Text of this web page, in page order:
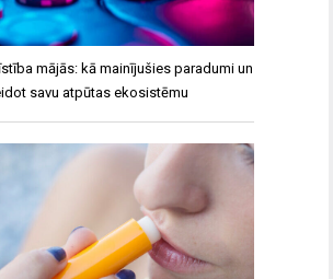
mājās: kā mainījušies paradumi un
savu atpūtas ekosistēmu